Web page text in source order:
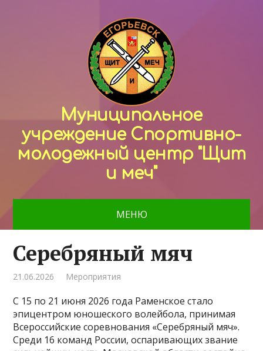
Муниципальное
учреждение Спортивно-
молодежный центр "Щит
и меч"
МЕНЮ
Серебряный мяч
21.06.2026 Мероприятия
С 15 по 21 июня 2026 года Раменское стало
эпицентром юношеского волейбола, принимая
Всероссийские соревнования «Серебряный мяч».
Среди 16 команд России, оспаривающих звание